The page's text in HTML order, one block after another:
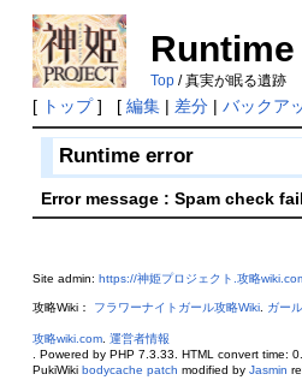
Top/ 真実が眠る遺跡
[ トップ] [ 編集| 差分| バックア
Runtime error
Error message : Spam check
Site admin: https://神姫プロジェクト.攻略
攻略Wiki： フラワーナイトガール攻略Wiki. ガー
攻略wiki.com. 運営者情報
. Powered by PHP 7.3.33. HTML convert time:
PukiWiki bodycache patch modified by Jasmin